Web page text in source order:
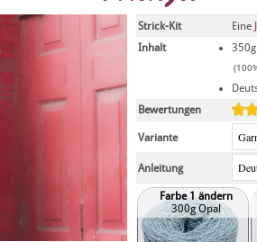
Strick-Kit Eine
Inhalt
350g
Bewertungen
Variante
Anleitung
Farbe 1 ändern
300g Opal